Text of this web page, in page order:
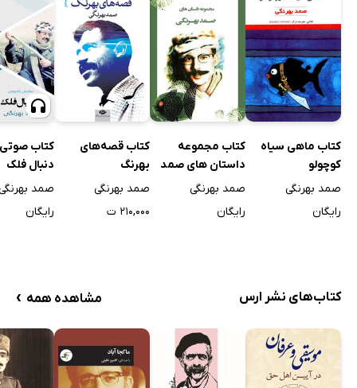
کتاب ماهی سیاه
کوچولو
صمد بهرنگی
رایگان
کتاب مجموعه
داستان های صمد
بهرنگی
صمد بهرنگی
رایگان
کتاب قصه‌های
بهرنگ
صمد بهرنگی
۲۱۰,۰۰۰ ت
کتاب
دنبال فلک
صمد
رایگان
کتاب‌های نشر ارس مشاهده همه ›